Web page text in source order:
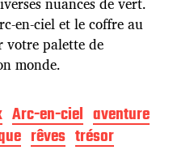
en-ciel et le coffre au
votre palette de
monde.
Arc-en-ciel aventure
rêves trésor